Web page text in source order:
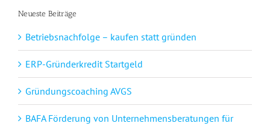
Neueste Beiträge
Betriebsnachfolge – kaufen statt gründen
ERP-Gründerkredit Startgeld
Gründungscoaching AVGS
BAFA Förderung von Unternehmensberatungen für